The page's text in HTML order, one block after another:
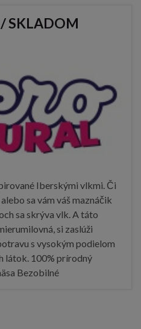
SKLADOM
Iberskými vlkmi. Či
sa vám váš maznáčik
sa skrýva vlk. A táto
si zaslúži
s vysokým podielom
látok. 100% prírodný
Bezobilné